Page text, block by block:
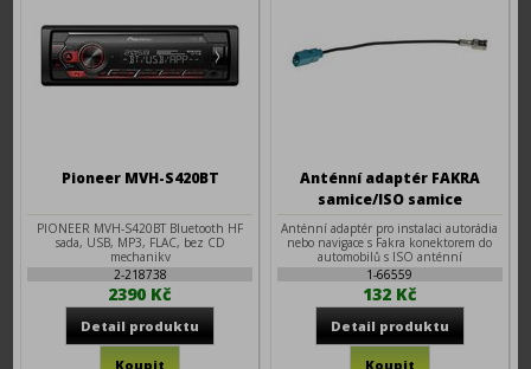
Pioneer MVH-S420BT
PIONEER MVH-S420BT Bluetooth HF
sada, USB, MP3, FLAC, bez CD
mechaniky
Výrobce: Pioneer
2-218738
2390 Kč
Anténní adaptér FAKRA
samice/ISO samice
Anténní adaptér pro instalaci autorádia
nebo navigace s Fakra konektorem do
automobilů s ISO anténní
1-66559
132 Kč